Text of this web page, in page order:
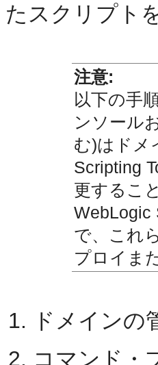
たスクリプト
注意:
以下の手
ンソール
む)はドメ
Scripting
更するこ
WebLogic
で、これ
プロイま
ドメインの
コマンド・